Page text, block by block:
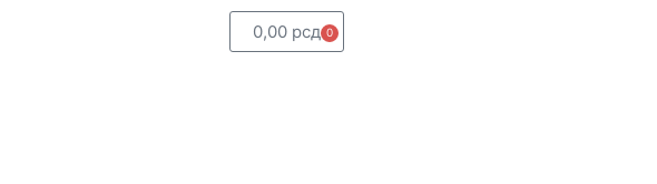
0,00 рсд 0
Cart